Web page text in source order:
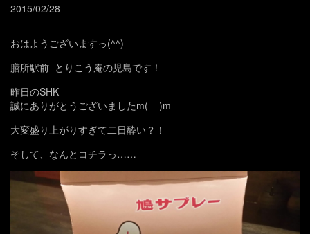
2015/02/28
おはようございますっ(^^)
膳所駅前 とりこう庵の児島です！
昨日のSHK
誠にありがとうございましたm(__)m
大変盛り上がりすぎて二日酔い？！
そして、なんとコチラっ……